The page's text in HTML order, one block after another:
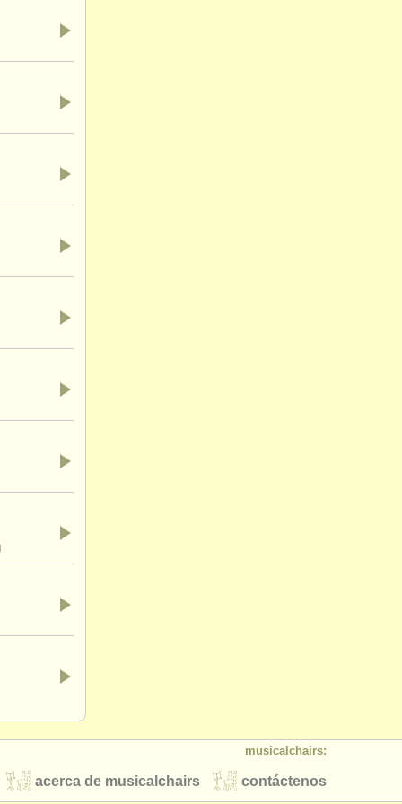
musicalchairs:
contáctenos
acerca de musicalchairs